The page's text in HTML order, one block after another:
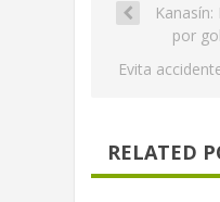
por
Evita
RELATED